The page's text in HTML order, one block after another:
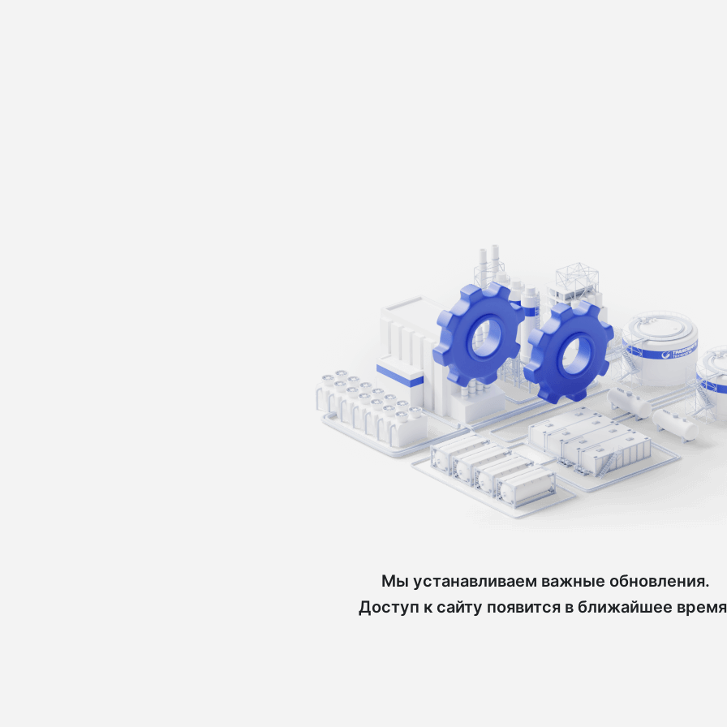
Мы устанавливаем важные обновления.
Доступ к сайту появится в ближайшее